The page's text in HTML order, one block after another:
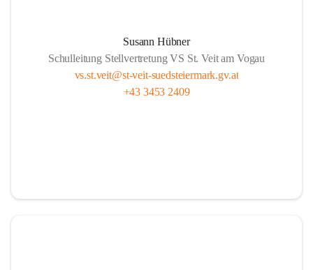
Susann Hübner
Schulleitung Stellvertretung VS St. Veit am Vogau
vs.st.veit@st-veit-suedsteiermark.gv.at
+43 3453 2409